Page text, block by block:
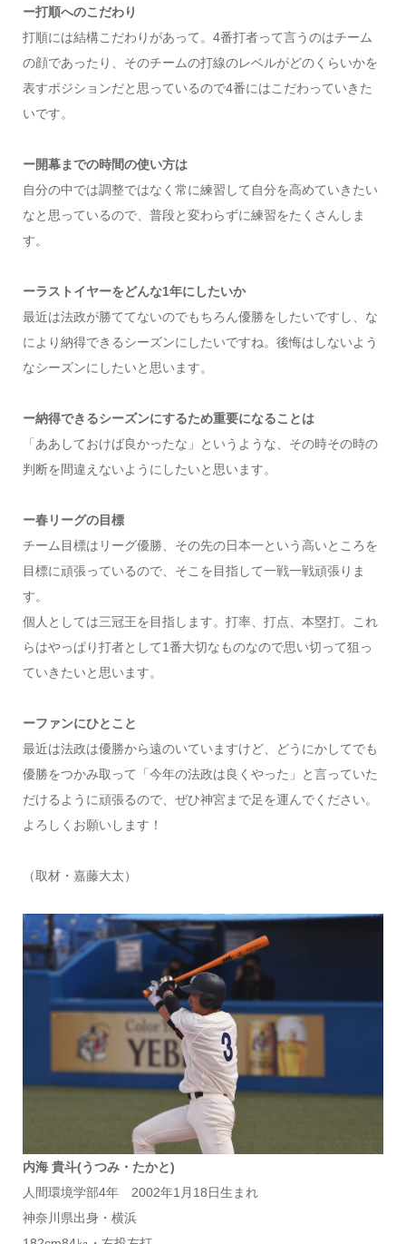
ー打順へのこだわり
打順には結構こだわりがあって。4番打者って言うのはチーム
の顔であったり、そのチームの打線のレベルがどのくらいかを
表すポジションだと思っているので4番にはこだわっていきた
いです。
ー開幕までの時間の使い方は
自分の中では調整ではなく常に練習して自分を高めていきたい
なと思っているので、普段と変わらずに練習をたくさんしま
す。
ーラストイヤーをどんな1年にしたいか
最近は法政が勝ててないのでもちろん優勝をしたいですし、な
により納得できるシーズンにしたいですね。後悔はしないよう
なシーズンにしたいと思います。
ー納得できるシーズンにするため重要になることは
「ああしておけば良かったな」というような、その時その時の
判断を間違えないようにしたいと思います。
ー春リーグの目標
チーム目標はリーグ優勝、その先の日本一という高いところを
目標に頑張っているので、そこを目指して一戦一戦頑張りま
す。
個人としては三冠王を目指します。打率、打点、本塁打。これ
らはやっぱり打者として1番大切なものなので思い切って狙っ
ていきたいと思います。
ーファンにひとこと
最近は法政は優勝から遠のいていますけど、どうにかしてでも
優勝をつかみ取って「今年の法政は良くやった」と言っていた
だけるように頑張るので、ぜひ神宮まで足を運んでください。
よろしくお願いします！
（取材・嘉藤大太）
内海 貴斗(うつみ・たかと)
人間環境学部4年 2002年1月18日生まれ
神奈川県出身・横浜